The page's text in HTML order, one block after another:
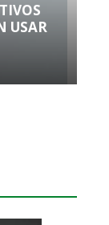
USAR